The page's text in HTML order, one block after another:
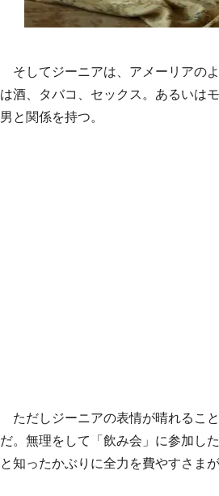
そしてジーニアは、アメーリアの
は酒、タバコ、セックス。あるいは
男と関係を持つ。
ただしジーニアの表情が晴れるこ
だ。無理をして「飲み会」に参加し
と知ったかぶりに全力を費やすさま